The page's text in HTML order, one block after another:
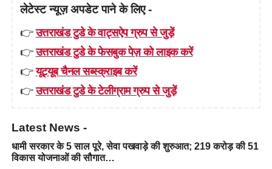
लेटेस्ट न्यूज़ अपडेट पाने के लिए -
👉उत्तराखंड टुडे के वाट्सऐप ग्रुप से जुड़ें
👉उत्तराखंड टुडे के फेसबुक पेज़ को लाइक करें
👉यूट्यूब चैनल सब्स्क्राइब करें
👉उत्तराखंड टुडे के टेलीग्राम ग्रुप से जुड़ें
Latest News -
धामी सरकार के 5 साल पूरे, सेवा पखवाड़े की शुरुआत; 219 करोड़ की 51
विकास योजनाओं की सौगात…